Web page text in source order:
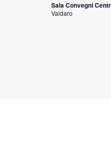
Sala Convegni
Valdaro